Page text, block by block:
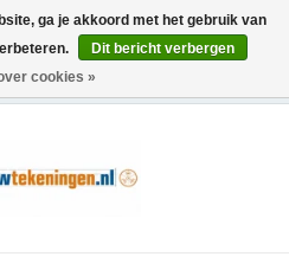
ga je akkoord met het gebruik van
Dit bericht verbergen
cookies »